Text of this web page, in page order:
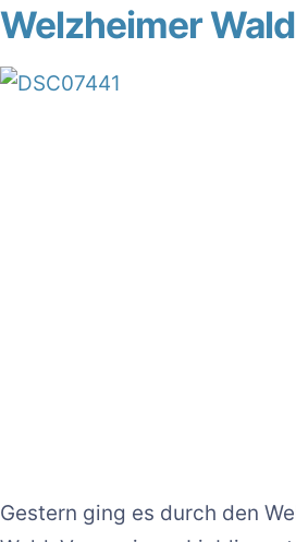
Welzheimer Wald
Gestern ging es durch den